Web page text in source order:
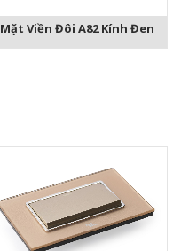
Mặt Viền Đôi A82 Kính Đen